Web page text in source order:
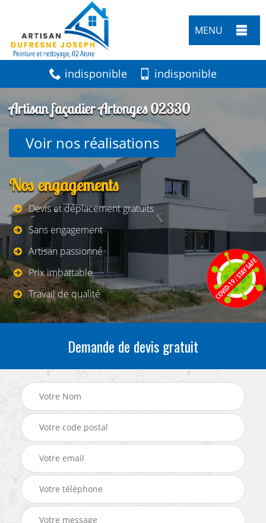
MENU
indisponible indisponible
Artisan façadier Artonges 02330
Voir nos réalisations
Nos engagements
Devis et déplacement gratuits
Sans engagement
Artisan passionné
Prix imbattable
Travail de qualité
Demande de devis gratuit